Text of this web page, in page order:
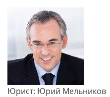
Юрист: Юрий Мельников